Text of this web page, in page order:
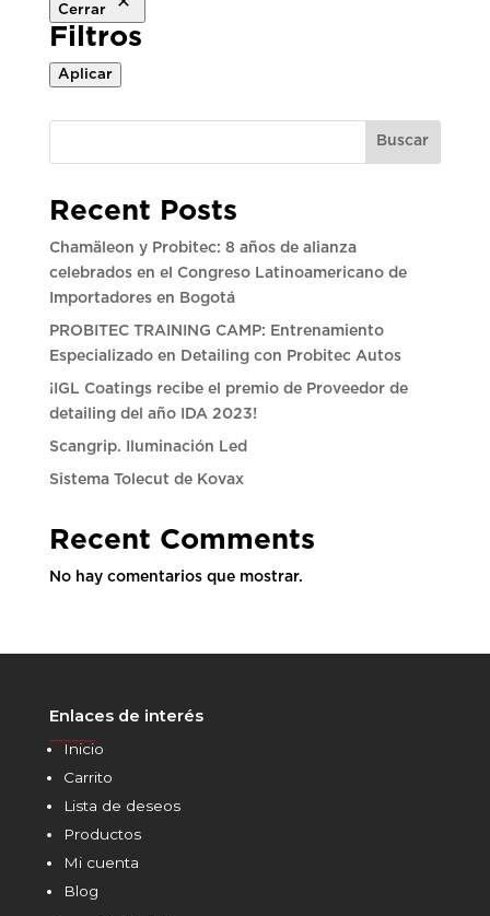
Cerrar
Filtros
Aplicar
Buscar
Recent Posts
Chamäleon y Probitec: 8 años de alianza
celebrados en el Congreso Latinoamericano de
Importadores en Bogotá
PROBITEC TRAINING CAMP: Entrenamiento
Especializado en Detailing con Probitec Autos
¡IGL Coatings recibe el premio de Proveedor de
detailing del año IDA 2023!
Scangrip. Iluminación Led
Sistema Tolecut de Kovax
Recent Comments
No hay comentarios que mostrar.
Enlaces de interés
Inicio
Carrito
Lista de deseos
Productos
Mi cuenta
Blog